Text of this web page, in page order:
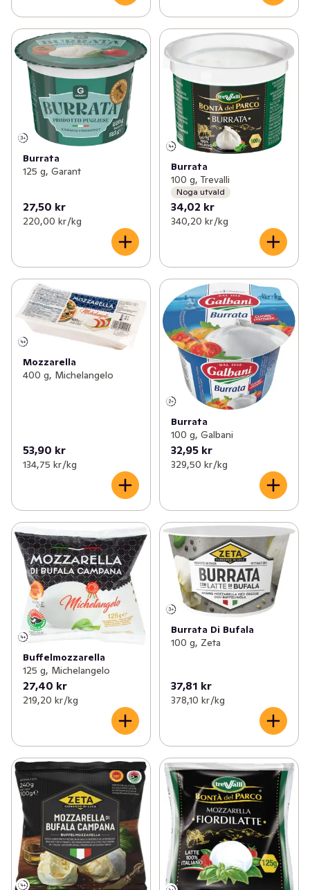
Burrata
125 g, Garant
27,50 kr
220,00 kr /kg
Burrata
100 g, Trevalli
Noga utvald
34,02 kr
340,20 kr /kg
Mozzarella
400 g, Michelangelo
53,90 kr
134,75 kr /kg
Burrata
100 g, Galbani
32,95 kr
329,50 kr /kg
Buffelmozzarella
125 g, Michelangelo
27,40 kr
219,20 kr /kg
Burrata Di Bufala
100 g, Zeta
37,81 kr
378,10 kr /kg